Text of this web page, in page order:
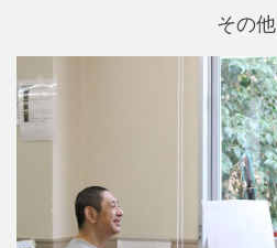
プライバシーポリシーその他